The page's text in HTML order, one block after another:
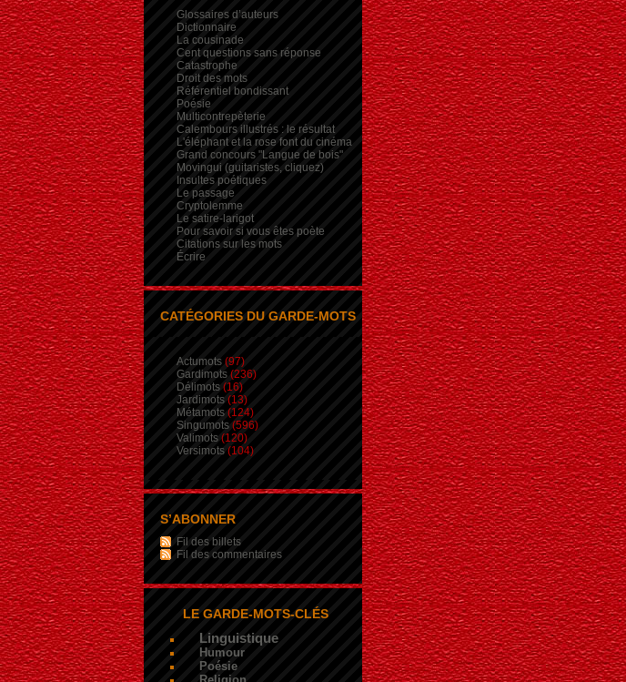
Glossaires d’auteurs
Dictionnaire
La cousinade
Cent questions sans réponse
Catastrophe
Droit des mots
Référentiel bondissant
Poésie
Multicontrepèterie
Calembours illustrés : le résultat
L'éléphant et la rose font du cinéma
Grand concours "Langue de bois"
Movingui (guitaristes, cliquez)
Insultes poétiques
Le passage
Cryptolemme
Le satire-larigot
Pour savoir si vous êtes poète
Citations sur les mots
Écrire
CATÉGORIES DU GARDE-MOTS
Actumots (97)
Gardimots (236)
Délimots (16)
Jardimots (13)
Métamots (124)
Singumots (596)
Valimots (120)
Versimots (104)
S’ABONNER
Fil des billets
Fil des commentaires
LE GARDE-MOTS-CLÉS
Linguistique
Humour
Poésie